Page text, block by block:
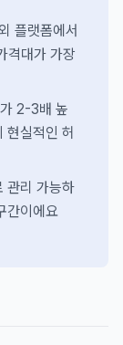
플랫폼에서
대가 가장
2-3배 높
현실적인 허
관리 가능하
간이에요